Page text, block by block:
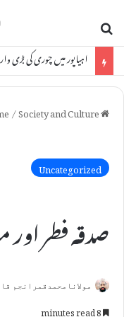
اہیاپور میں چوری کی بڑی
/Society and Culture معاشرے
Uncategorized
صدقہ فطر
مولانامحمدقمرانجم